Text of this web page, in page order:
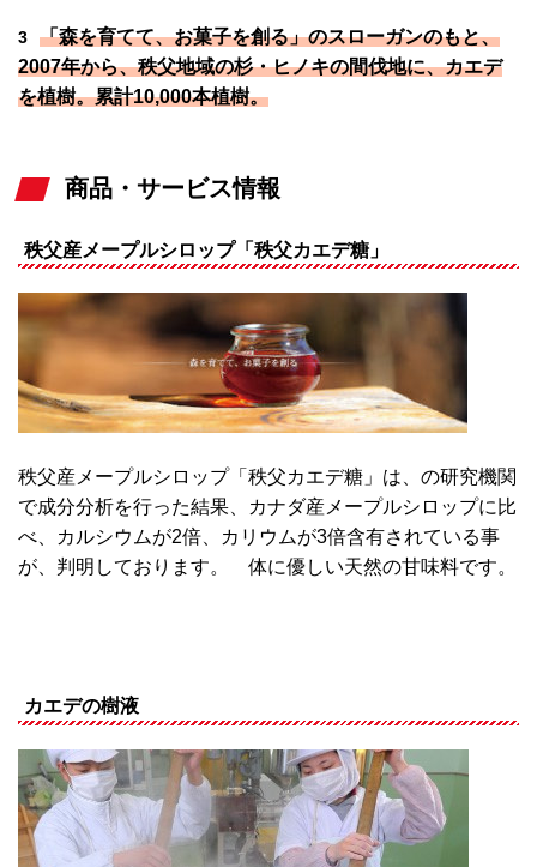
3
「森を育てて、お菓子を創る」のスローガンのもと、
2007年から、秩父地域の杉・ヒノキの間伐地に、カエデ
を植樹。累計10,000本植樹。
商品・サービス情報
秩父産メープルシロップ「秩父カエデ糖」
秩父産メープルシロップ「秩父カエデ糖」は、の研究機関
で成分分析を行った結果、カナダ産メープルシロップに比
べ、カルシウムが2倍、カリウムが3倍含有されている事
が、判明しております。 体に優しい天然の甘味料です。
カエデの樹液